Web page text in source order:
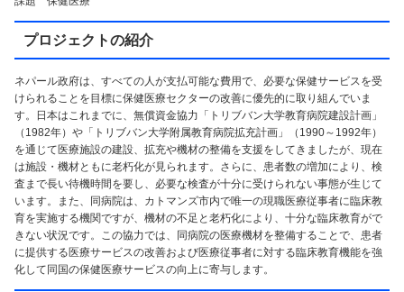
プロジェクトの紹介
ネパール政府は、すべての人が支払可能な費用で、必要な保健サービスを受
けられることを目標に保健医療セクターの改善に優先的に取り組んでいま
す。日本はこれまでに、無償資金協力「トリブバン大学教育病院建設計画」
（1982年）や「トリブバン大学附属教育病院拡充計画」（1990～1992年）
を通じて医療施設の建設、拡充や機材の整備を支援をしてきましたが、現在
は施設・機材ともに老朽化が見られます。さらに、患者数の増加により、検
査まで長い待機時間を要し、必要な検査が十分に受けられない事態が生じて
います。また、同病院は、カトマンズ市内で唯一の現職医療従事者に臨床教
育を実施する機関ですが、機材の不足と老朽化により、十分な臨床教育がで
きない状況です。この協力では、同病院の医療機材を整備することで、患者
に提供する医療サービスの改善および医療従事者に対する臨床教育機能を強
化して同国の保健医療サービスの向上に寄与します。